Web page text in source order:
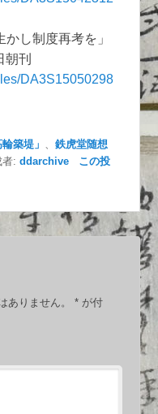
し制度再考を」
朝刊
DA3S15050298
築堤」 、鉄虎堂随想
者:ddarchive
この投
ありません。 * が付